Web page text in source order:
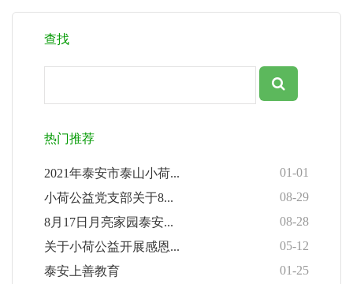
查找
热门推荐
2021年泰安市泰山小荷...
01-01
小荷公益党支部关于8...
08-29
8月17日月亮家园泰安...
08-28
关于小荷公益开展感恩...
05-12
泰安上善教育
01-25